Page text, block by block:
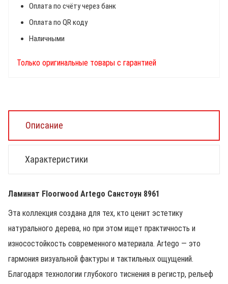
Оплата по счёту через банк
Оплата по QR коду
Наличными
Только оригинальные товары с гарантией
Описание
Характеристики
Ламинат Floorwood Artego Санстоун 8961
Эта коллекция создана для тех, кто ценит эстетику
натурального дерева, но при этом ищет практичность и
износостойкость современного материала. Artego — это
гармония визуальной фактуры и тактильных ощущений.
Благодаря технологии глубокого тиснения в регистр, рельеф